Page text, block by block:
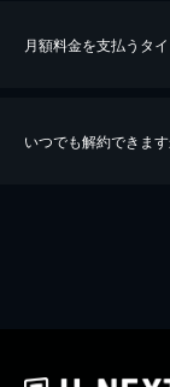
※40％ポイント還元の対
iOSアプリのUコイン決
月額料金を支払うタ
いつでも解約できま